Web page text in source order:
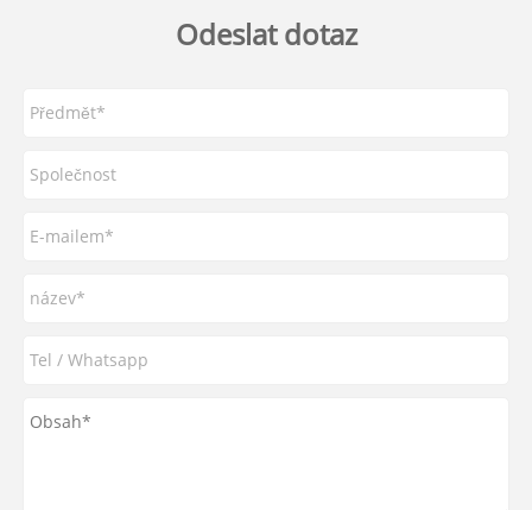
Odeslat dotaz